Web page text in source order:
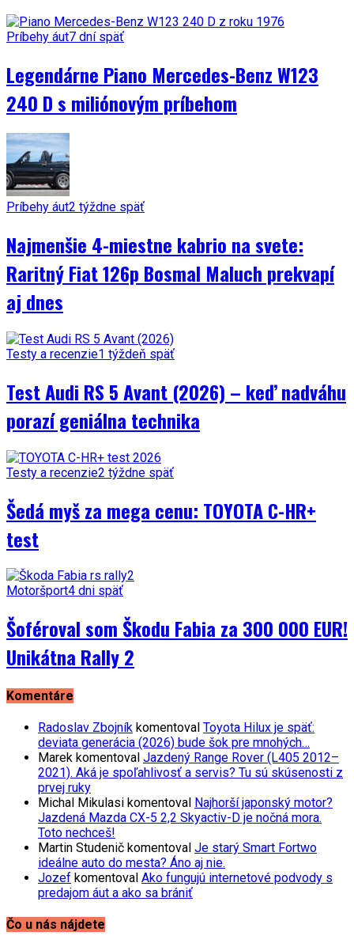
Príbehy áut7 dní späť
Legendárne Piano Mercedes-Benz W123
240 D s miliónovým príbehom
Príbehy áut2 týždne späť
Najmenšie 4-miestne kabrio na svete:
Raritný Fiat 126p Bosmal Maluch prekvapí
aj dnes
Testy a recenzie1 týždeň späť
Test Audi RS 5 Avant (2026) – keď nadváhu
porazí geniálna technika
Testy a recenzie2 týždne späť
Šedá myš za mega cenu: TOYOTA C-HR+
test
Motoršport4 dni späť
Šoféroval som Škodu Fabia za 300 000 EUR!
Unikátna Rally 2
Komentáre
Radoslav Zbojník komentoval Toyota Hilux je späť:
deviata generácia (2026) bude šok pre mnohých…
Marek komentoval Jazdený Range Rover (L405 2012–
2021). Aká je spoľahlivosť a servis? Tu sú skúsenosti z
prvej ruky
Michal Mikulasi komentoval Najhorší japonský motor?
Jazdená Mazda CX-5 2,2 Skyactiv-D je nočná mora.
Toto nechceš!
Martin Studenič komentoval Je starý Smart Fortwo
ideálne auto do mesta? Áno aj nie.
Jozef komentoval Ako fungujú internetové podvody s
predajom áut a ako sa brániť
Čo u nás nájdete